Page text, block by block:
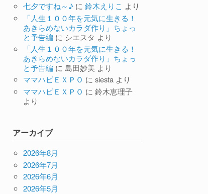
七夕ですね～♪ に鈴木えりこ より
「人生１００年を元気に生きる！
あきらめないカラダ作り」ちょっ
と予告編 に シエスタ より
「人生１００年を元気に生きる！
あきらめないカラダ作り」ちょっ
と予告編 に島田妙美 より
ママハピＥＸＰＯ にsiesta より
ママハピＥＸＰＯ に鈴木恵理子
より
アーカイブ
2026年8月
2026年7月
2026年6月
2026年5月